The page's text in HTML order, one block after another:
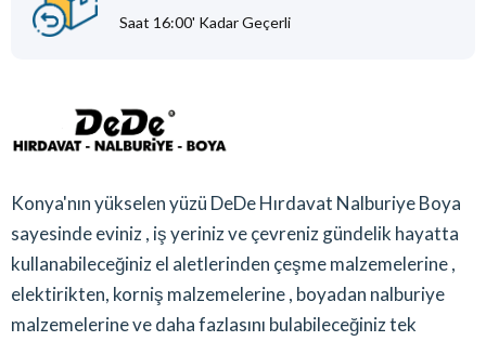
Saat 16:00' Kadar Geçerli
Konya'nın yükselen yüzü DeDe Hırdavat Nalburiye Boya
sayesinde eviniz , iş yeriniz ve çevreniz gündelik hayatta
kullanabileceğiniz el aletlerinden çeşme malzemelerine ,
elektirikten, korniş malzemelerine , boyadan nalburiye
malzemelerine ve daha fazlasını bulabileceğiniz tek